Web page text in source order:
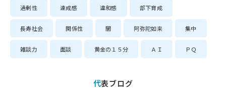
過剰性 達成感 違和感 部下育成
長寿社会 関係性 闇 阿弥陀如来 集中
雑談力 面談 黄金の１５分 ＡＩ ＰＱ
代表ブログ